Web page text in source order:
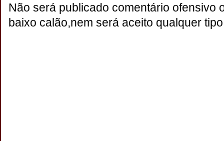
Não será publicado comentário ofensivo
baixo calão,nem será aceito qualquer